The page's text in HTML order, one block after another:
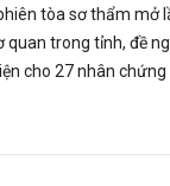
tòa sơ thẩm mở
quan trong tỉnh, đề
cho 27 nhân